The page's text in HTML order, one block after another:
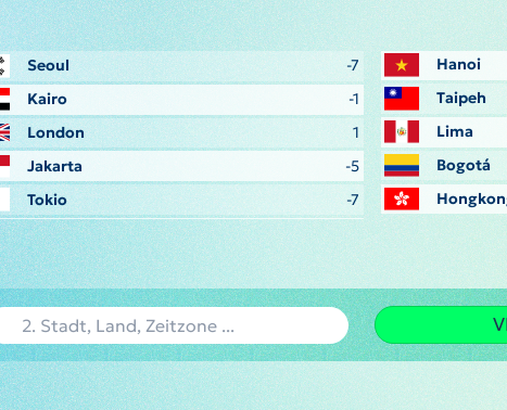
Seoul
-7
Kairo
-1
London
1
Jakarta
-5
Tokio
-7
Hanoi
Taipeh
Lima
Bogotá